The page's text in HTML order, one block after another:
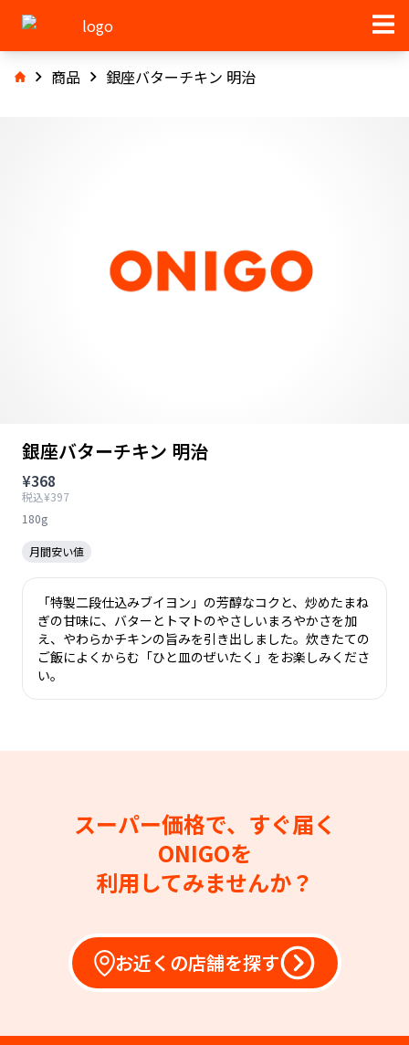
商品 銀座バターチキン 明治
銀座バターチキン 明治
¥368
税込¥397
180g
月間安い値
「特製二段仕込みブイヨン」の芳醇なコクと、炒めたまね
ぎの甘味に、バターとトマトのやさしいまろやかさを加
え、やわらかチキンの旨みを引き出しました。炊きたての
ご飯によくからむ「ひと皿のぜいたく」をお楽しみくださ
い。
スーパー価格で、すぐ届く
ONIGOを
利用してみませんか？
お近くの店舗を探す